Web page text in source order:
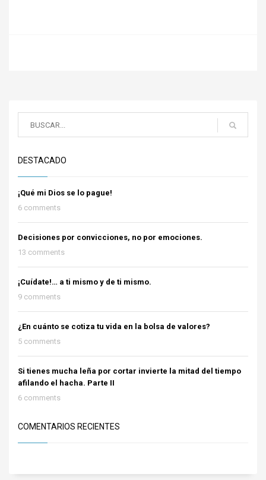
DESTACADO
¡Qué mi Dios se lo pague!
6 comments
Decisiones por convicciones, no por emociones.
13 comments
¡Cuídate!… a ti mismo y de ti mismo.
9 comments
¿En cuánto se cotiza tu vida en la bolsa de valores?
5 comments
Si tienes mucha leña por cortar invierte la mitad del tiempo
afilando el hacha. Parte II
6 comments
COMENTARIOS RECIENTES